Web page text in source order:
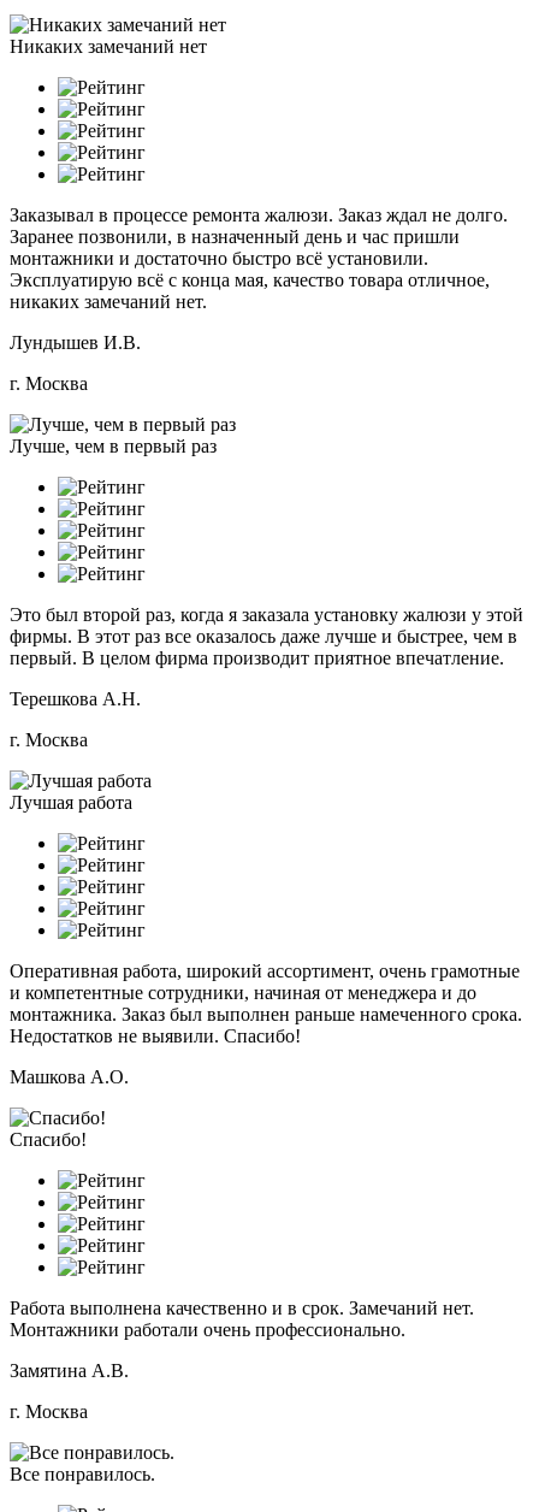
Никаких замечаний нет
Заказывал в процессе ремонта жалюзи. Заказ ждал не долго.
Заранее позвонили, в назначенный день и час пришли
монтажники и достаточно быстро всё установили.
Эксплуатирую всё с конца мая, качество товара отличное,
никаких замечаний нет.
Лундышев И.В.
г. Москва
Лучше, чем в первый раз
Это был второй раз, когда я заказала установку жалюзи у этой
фирмы. В этот раз все оказалось даже лучше и быстрее, чем в
первый. В целом фирма производит приятное впечатление.
Терешкова А.Н.
г. Москва
Лучшая работа
Оперативная работа, широкий ассортимент, очень грамотные
и компетентные сотрудники, начиная от менеджера и до
монтажника. Заказ был выполнен раньше намеченного срока.
Недостатков не выявили. Спасибо!
Машкова А.О.
Спасибо!
Работа выполнена качественно и в срок. Замечаний нет.
Монтажники работали очень профессионально.
Замятина А.В.
г. Москва
Все понравилось.